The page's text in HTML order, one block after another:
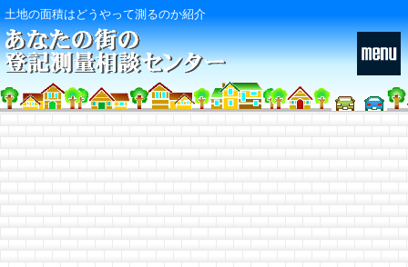
土地の面積はどうやって測るのか紹介